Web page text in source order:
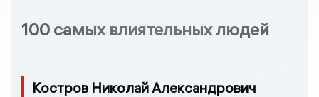
100 самых влиятельных людей
Костров Николай Александрович